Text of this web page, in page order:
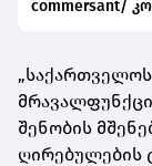
commersant/
შენობის
ღირებულების